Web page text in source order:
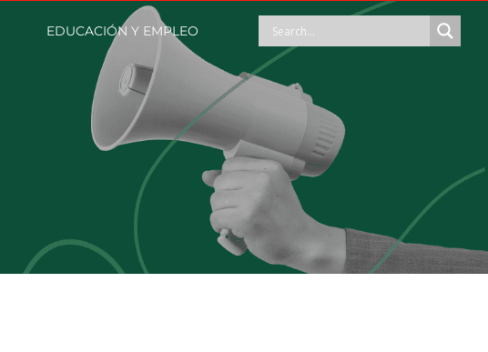
EDUCACIÓN Y EMPLEO